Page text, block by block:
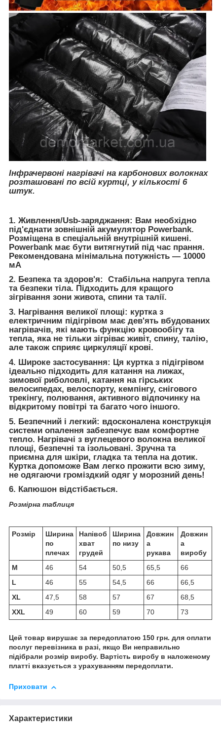
Інфрачервоні нагрівачі на карбонових волокнах
розташовані по всій куртці, у кількості 6
штук.
1. Живлення/Usb-заряджання: Вам необхідно
під'єднати зовнішній акумулятор Powerbank.
Розміщена в спеціальній внутрішній кишені.
Powerbank має бути витягнутий під час прання.
Рекомендована мінімальна потужність — 10000
мА
2. Безпека та здоров'я: Стабільна напруга тепла
та безпеки тіла. Підходить для кращого
зігрівання зони живота, спини та талії.
3. Нагрівання великої площі: куртка з
електричним підігрівом має дев'ять вбудованих
нагрівачів, які мають функцію кровообігу та
тепла, яка не тільки зігріває живіт, спину, талію,
але також сприяє циркуляції крові.
4. Широке застосування: Ця куртка з підігрівом
ідеально підходить для катання на лижах,
зимової риболовлі, катання на гірських
велосипедах, велоспорту, кемпінгу, снігового
трекінгу, полювання, активного відпочинку на
відкритому повітрі та багато чого іншого.
5. Безпечний і легкий: вдосконалена конструкція
системи опалення забезпечує вам комфортне
тепло. Нагрівачі з вуглецевого волокна великої
площі, безпечні та ізольовані. Зручна та
приємна для шкіри, гладка та тепла на дотик.
Куртка допоможе Вам легко прожити всю зиму,
не одягаючи громіздкий одяг у морозний день!
6. Капюшон відстібається.
Розмірна таблиця
Розмір
Ширина
по
плечах
Напівоб
хват
грудей
Ширина
по низу
Довжин
а
рукава
Довжин
а
виробу
M
46 54 50,5 65,5
66
L
46 55 54,5 66
66,5
XL
47,5 58 57 67
68,5
XXL
49 60 59 70 73
Цей товар вирушає за передоплатою 150 грн. для оплати
послуг перевізника в разі, якщо Ви неправильно
підібрали розмір виробу. Вартість виробу в наложеному
платті вказується з урахуванням передоплати.
Приховати
Характеристики